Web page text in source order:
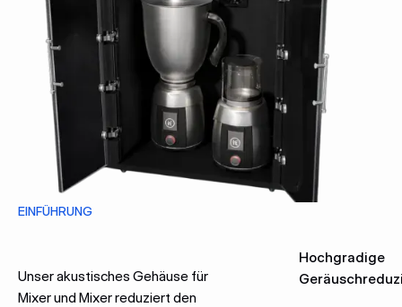
EINFÜHRUNG
Unser akustisches Gehäuse für
Mixer und Mixer reduziert den
Hochgradige